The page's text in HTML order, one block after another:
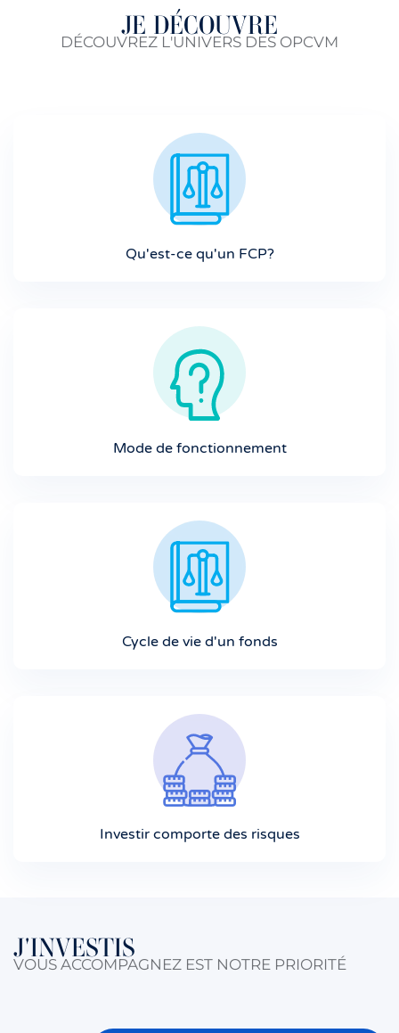
JE DÉCOUVRE
DÉCOUVREZ L'UNIVERS DES OPCVM
Qu'est-ce qu'un FCP?
Mode de fonctionnement
Cycle de vie d'un fonds
Investir comporte des risques
J'INVESTIS
VOUS ACCOMPAGNEZ EST NOTRE PRIORITÉ